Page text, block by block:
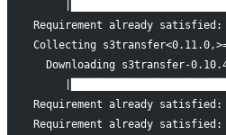
Requirement already
Collecting
Downloading s3transfer-
Requirement already
Requirement already